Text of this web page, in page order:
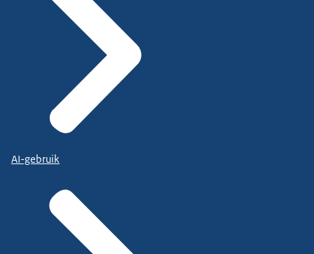
AI-gebruik